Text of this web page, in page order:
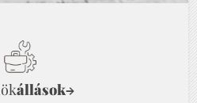
állások→